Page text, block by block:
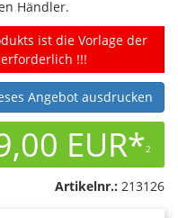
Händler.
ist die Vorlage der
!!!
Angebot ausdrucken
EUR*2
Artikelnr.: 213126